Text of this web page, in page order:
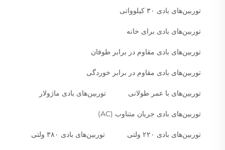
توربین‌های بادی ۳۰ کیلوواتی
توربین‌های بادی برای خانه
توربین‌های بادی مقاوم در برابر طوفان
توربین‌های بادی مقاوم در برابر خوردگی
توربین‌های با عمر طولانی توربین‌های بادی ماژولار
توربین‌های بادی جریان متناوب (AC)
توربین‌های بادی ۲۲۰ ولتی توربین‌های بادی ۳۸۰ ولتی